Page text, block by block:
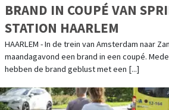
BRAND IN COUPÉ VAN
STATION HAARLEM
HAARLEM - In de trein van Amsterdam naar
maandagavond een brand in een coupé.
hebben de brand geblust met een [...]